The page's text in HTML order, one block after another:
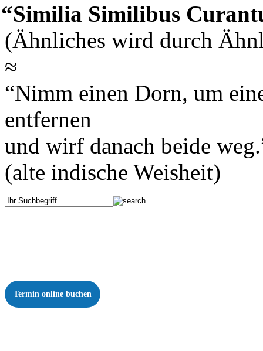
“Sim­il­ia Sim­ilibus
(Ähn­lich­es wird durch
≈
“Nimm einen Dorn, um
entfernen
und wirf danach bei­de
(alte indis­che Weisheit)
Termin online buchen